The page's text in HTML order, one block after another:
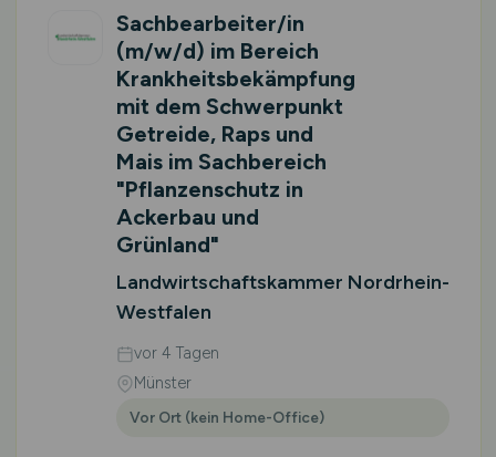
Sachbearbeiter/in
(m/w/d) im Bereich
Krankheitsbekämpfung
mit dem Schwerpunkt
Getreide, Raps und
Mais im Sachbereich
"Pflanzenschutz in
Ackerbau und
Grünland"
Landwirtschaftskammer Nordrhein-
Westfalen
vor 4 Tagen
Münster
Vor Ort (kein Home-Office)